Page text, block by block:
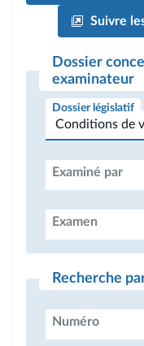
Suivre
Dossier
examinateur
Dossier législatif
Examiné par
Examen
Recherche
Numéro